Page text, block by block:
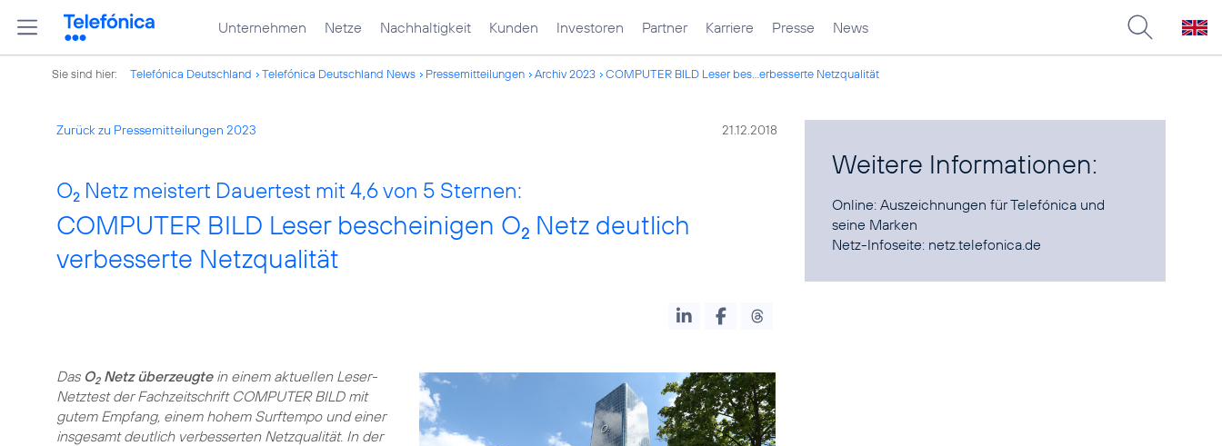
Unternehmen Netze Nachhaltigkeit Kunden Investoren Partner Karriere Presse News
Sie sind hier: Telefónica Deutschland Telefónica Deutschland News Pressemitteilungen Archiv 2023 COMPUTER BILD Leser bes...erbesserte Netzqualität
Zurück zu Pressemitteilungen 2023 21.12.2018
O2 Netz meistert Dauertest mit 4,6 von 5 Sternen:
COMPUTER BILD Leser bescheinigen O2 Netz deutlich
verbesserte Netzqualität
Das O2Netz überzeugtein einem aktuellen Leser-
Netztest der Fachzeitschrift COMPUTER BILD mit
gutem Empfang, einem hohem Surftempo und einer
insgesamt deutlich verbesserten Netzqualität. In der
Weitere Informationen:
Online:Auszeichnungen für Telefónica und
seine Marken
Netz-Infoseite: netz.telefonica.de